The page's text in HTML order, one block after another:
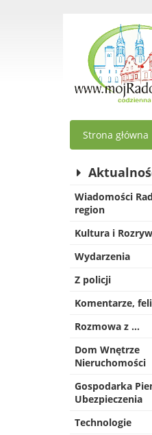
Strona główna
Wiadomości
region
Kultura i
Wydarzenia
Z policji
Komentarze,
Rozmowa z …
Dom Wnętrze
Nieruchomości
Gospodarka
Ubezpieczenia
Technologie